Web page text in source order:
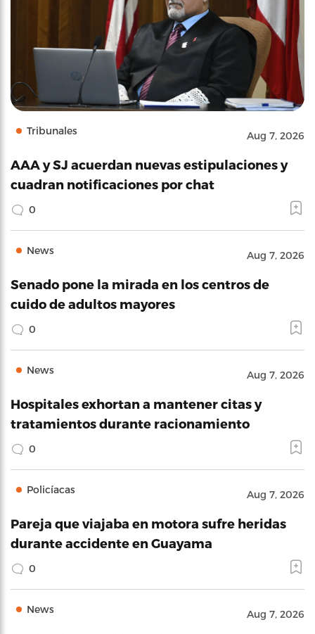
Tribunales Aug 7, 2026
AAA y SJ acuerdan nuevas estipulaciones y
cuadran notificaciones por chat
0
News Aug 7, 2026
Senado pone la mirada en los centros de
cuido de adultos mayores
0
News Aug 7, 2026
Hospitales exhortan a mantener citas y
tratamientos durante racionamiento
0
Policíacas Aug 7, 2026
Pareja que viajaba en motora sufre heridas
durante accidente en Guayama
0
News Aug 7, 2026